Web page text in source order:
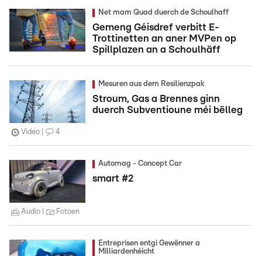
Net mam Quad duerch de Schoulhaff
Gemeng Géisdref verbitt E-
Trottinetten an aner MVPen op
Spillplazen an a Schoulhäff
Mesuren aus dem Resilienzpak
Stroum, Gas a Brennes ginn
duerch Subventioune méi bëlleg
Video 4
Automag - Concept Car
smart #2
Audio Fotoen
Entreprisen entgi Gewënner a
Milliardenhéicht